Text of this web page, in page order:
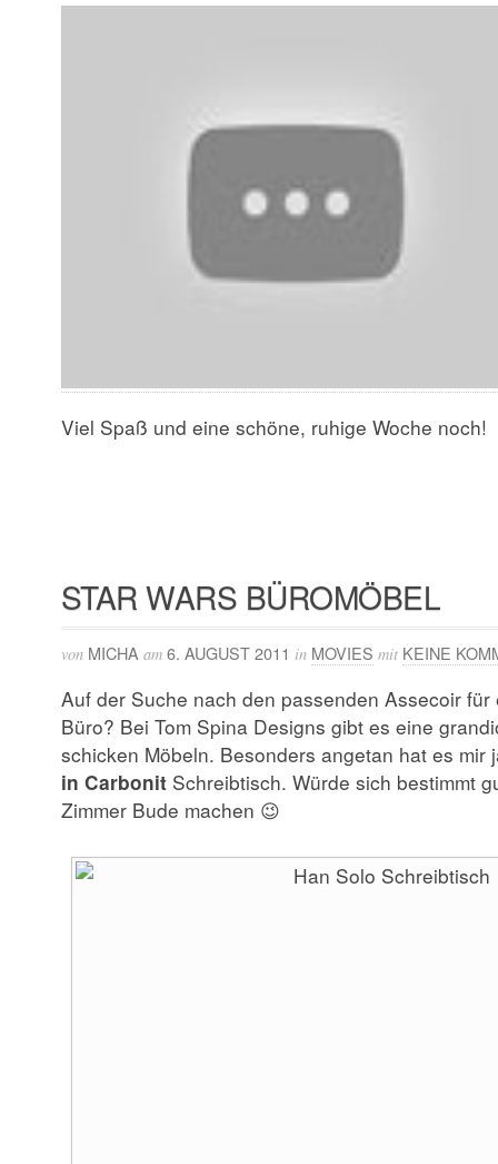
Viel Spaß und eine schöne, ruhige Woche noch!
STAR WARS BÜROMÖBEL
von MICHA am 6. AUGUST 2011 in MOVIES mit KEINE
Auf der Suche nach den passenden Assecoir
Büro? Bei Tom Spina Designs gibt es eine
schicken Möbeln. Besonders angetan hat es
in Carbonit Schreibtisch. Würde sich bestimmt
Zimmer Bude machen 😉